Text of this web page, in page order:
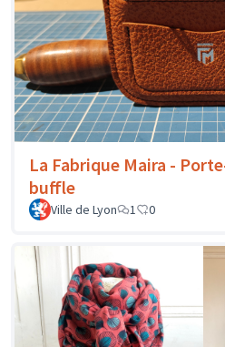
La Fabrique Maira -
buffle
Ville de Lyon 1 0